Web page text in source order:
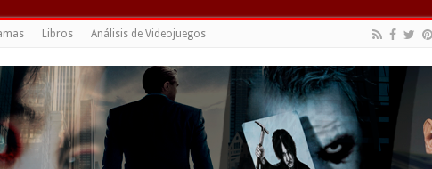
Libros Análisis de Videojuegos